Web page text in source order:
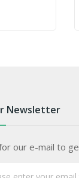
Newsletter
our e-mail to